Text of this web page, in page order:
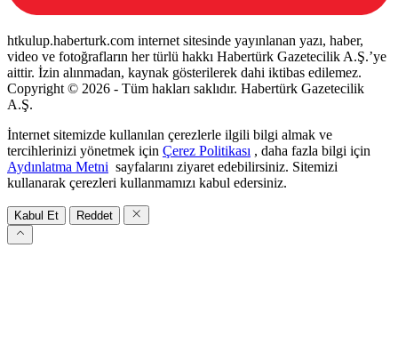
htkulup.haberturk.com internet sitesinde yayınlanan yazı, haber,
video ve fotoğrafların her türlü hakkı Habertürk Gazetecilik A.Ş.’ye
aittir. İzin alınmadan, kaynak gösterilerek dahi iktibas edilemez.
Copyright © 2026 - Tüm hakları saklıdır. Habertürk Gazetecilik
A.Ş.
İnternet sitemizde kullanılan çerezlerle ilgili bilgi almak ve
tercihlerinizi yönetmek için Çerez Politikası , daha fazla bilgi için
Aydınlatma Metni sayfalarını ziyaret edebilirsiniz. Sitemizi
kullanarak çerezleri kullanmamızı kabul edersiniz.
Kabul Et Reddet